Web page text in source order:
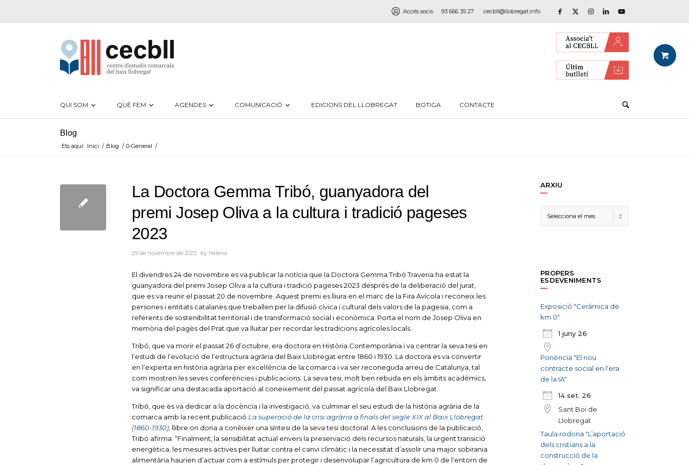
Accés socis 93 666 35 27 cecbll@llobregat.info
QUI SOM QUÈ FEM AGENDES COMUNICACIÓ EDICIONS DEL LLOBREGAT BOTIGA CONTACTE
Blog
Ets aquí: Inici / Blog / 0-General /
La Doctora Gemma Tribó, guanyadora del
premi Josep Oliva a la cultura i tradició pageses
2023
29 de novembre de 2023 by Helena
El divendres 24 de novembre es va publicar la notícia que la Doctora Gemma Tribó Traveria ha estat la
guanyadora del premi Josep Oliva a la cultura i tradició pageses 2023 després de la deliberació del jurat,
que es va reunir el passat 20 de novembre. Aquest premi es lliura en el marc de la Fira Avícola i reconeix les
persones i entitats catalanes que treballen per la difusió cívica i cultural dels valors de la pagesia, com a
referents de sostenibilitat territorial i de transformació social i econòmica. Porta el nom de Josep Oliva en
memòria del pagès del Prat que va lluitar per recordar les tradicions agrícoles locals.
Tribó, que va morir el passat 26 d’octubre, era doctora en Història Contemporània i va centrar la seva tesi en
l’estudi de l’evolució de l’estructura agrària del Baix Llobregat entre 1860 i 1930. La doctora es va convertir
en l’experta en història agrària per excel·lència de la comarca i va ser reconeguda arreu de Catalunya, tal
com mostren les seves conferències i publicacions. La seva tesi, molt ben rebuda en els àmbits acadèmics,
va significar una destacada aportació al coneixement del passat agrícola del Baix Llobregat.
Tribó, que es va dedicar a la docència i la investigació, va culminar el seu estudi de la història agrària de la
comarca amb la recent publicació La superació de la crisi agrària a finals del segle XIX al Baix Llobregat
(1860-1930) , llibre on dona a conèixer una síntesi de la seva tesi doctoral. A les conclusions de la publicació,
Tribó afirma: “Finalment, la sensibilitat actual envers la preservació dels recursos naturals, la urgent transició
energètica, les mesures actives per lluitar contra el canvi climàtic i la necessitat d’assolir una major sobirania
alimentària haurien d’actuar com a estímuls per protegir i desenvolupar l’agricultura de km 0 de l’entorn de
ARXIU
PROPERS
ESDEVENIMENTS
Exposició "Ceràmica de
km 0"
1 juny 26
Ponència "El nou
contracte social en l'era
de la IA"
14 set. 26
Sant Boi de
Llobregat
Taula rodona "L’aportació
dels cristians a la
construcció de la